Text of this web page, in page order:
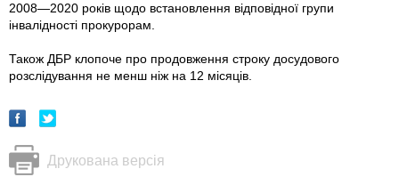
2008—2020 років щодо встановлення відповідної групи
інвалідності прокурорам.
Також ДБР клопоче про продовження строку досудового
розслідування не менш ніж на 12 місяців.
Друкована версія